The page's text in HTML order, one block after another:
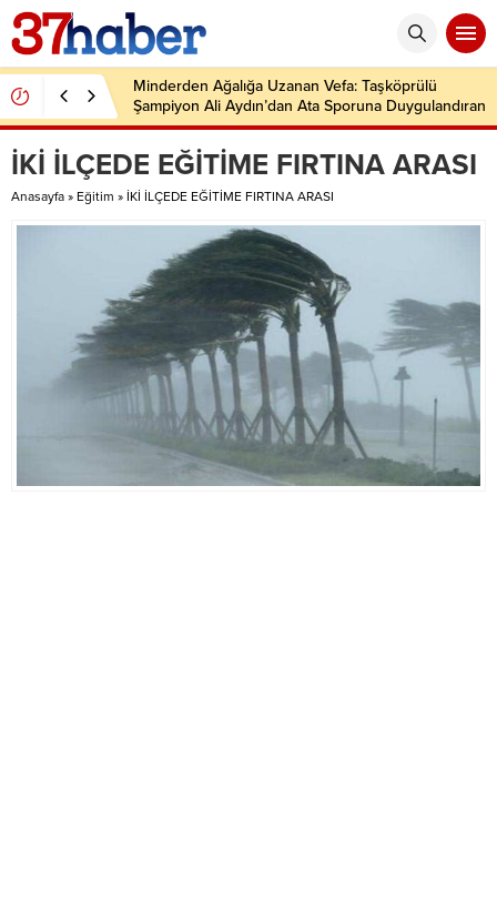
Minderden Ağalığa Uzanan Vefa: Taşköprülü
Şampiyon Ali Aydın’dan Ata Sporuna Duygulandıran
Dönüş
İKİ İLÇEDE EĞİTİME FIRTINA ARASI
Anasayfa » Eğitim » İKİ İLÇEDE EĞİTİME FIRTINA ARASI